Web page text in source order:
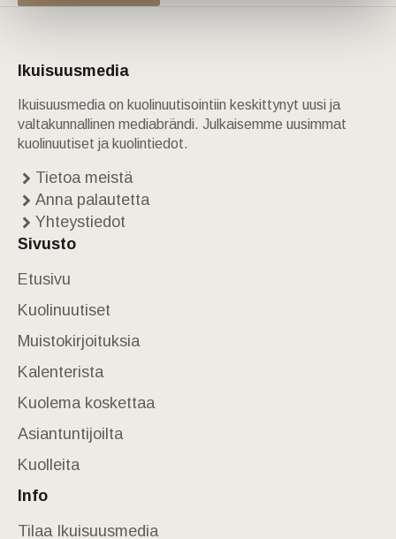
Ikuisuusmedia
Ikuisuusmedia on kuolinuutisointiin keskittynyt uusi ja
valtakunnallinen mediabrändi. Julkaisemme uusimmat
kuolinuutiset ja kuolintiedot.
Tietoa meistä
Anna palautetta
Yhteystiedot
Sivusto
Etusivu
Kuolinuutiset
Muistokirjoituksia
Kalenterista
Kuolema koskettaa
Asiantuntijoilta
Kuolleita
Info
Tilaa Ikuisuusmedia